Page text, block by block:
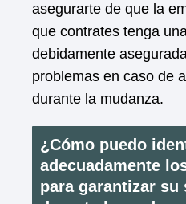
asegurarte de que la
que contrates tenga
debidamente
problemas en caso de
durante la mudanza.
¿Cómo puedo
adecuadamente
para garantizar su